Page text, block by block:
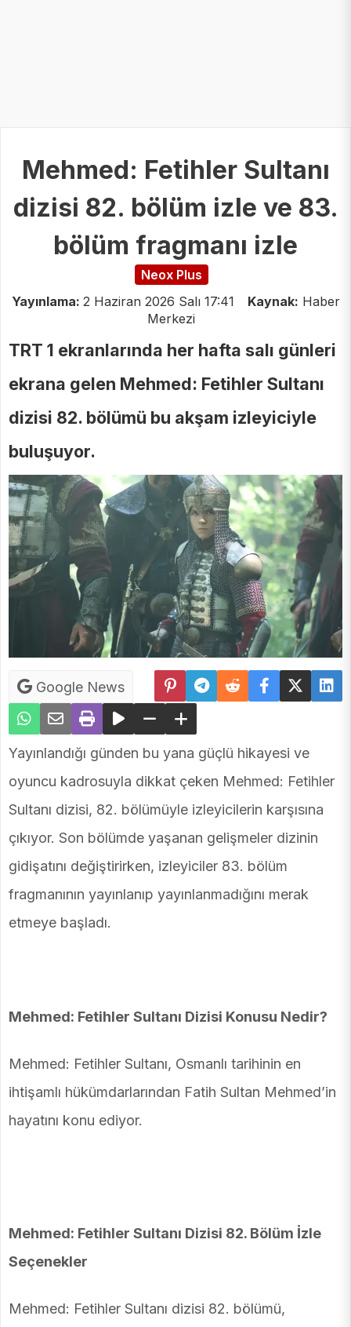
Mehmed: Fetihler Sultanı
dizisi 82. bölüm izle ve 83.
bölüm fragmanı izle
Neox Plus
Yayınlama: 2 Haziran 2026 Salı 17:41 Kaynak: Haber
Merkezi
TRT 1 ekranlarında her hafta salı günleri
ekrana gelen Mehmed: Fetihler Sultanı
dizisi 82. bölümü bu akşam izleyiciyle
buluşuyor.
Google News
Yayınlandığı günden bu yana güçlü hikayesi ve
oyuncu kadrosuyla dikkat çeken Mehmed: Fetihler
Sultanı dizisi, 82. bölümüyle izleyicilerin karşısına
çıkıyor. Son bölümde yaşanan gelişmeler dizinin
gidişatını değiştirirken, izleyiciler 83. bölüm
fragmanının yayınlanıp yayınlanmadığını merak
etmeye başladı.
Mehmed: Fetihler Sultanı Dizisi Konusu Nedir?
Mehmed: Fetihler Sultanı, Osmanlı tarihinin en
ihtişamlı hükümdarlarından Fatih Sultan Mehmed’in
hayatını konu ediyor.
Mehmed: Fetihler Sultanı Dizisi 82. Bölüm İzle
Seçenekler
Mehmed: Fetihler Sultanı dizisi 82. bölümü,